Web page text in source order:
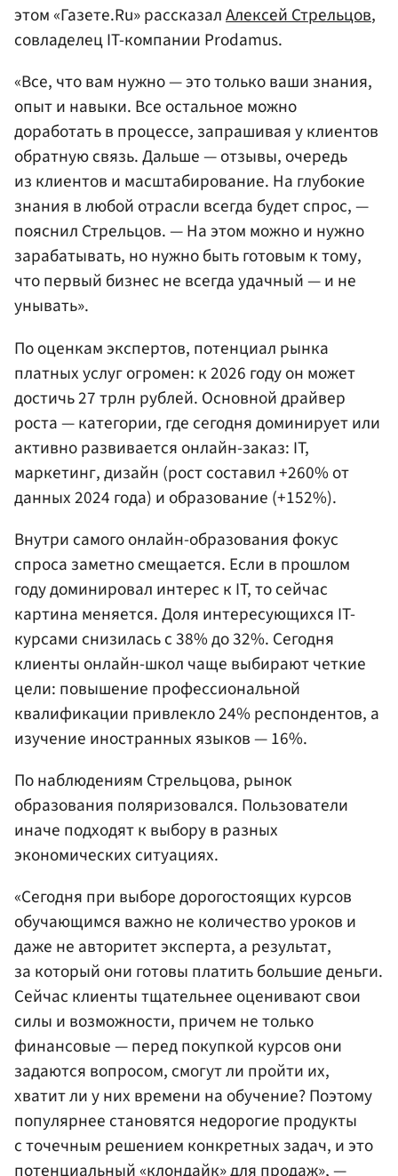
этом «Газете.Ru» рассказалАлексей Стрельцов,
совладелец IT-компании Prodamus.
«Все, что вам нужно — это только ваши знания,
опыт и навыки. Все остальное можно
доработать в процессе, запрашивая у клиентов
обратную связь. Дальше — отзывы, очередь
из клиентов и масштабирование. На глубокие
знания в любой отрасли всегда будет спрос, —
пояснил Стрельцов. — На этом можно и нужно
зарабатывать, но нужно быть готовым к тому,
что первый бизнес не всегда удачный — и не
унывать».
По оценкам экспертов, потенциал рынка
платных услуг огромен: к 2026 году он может
достичь 27 трлн рублей. Основной драйвер
роста — категории, где сегодня доминирует или
активно развивается онлайн-заказ: IT,
маркетинг, дизайн (рост составил +260% от
данных 2024 года) и образование (+152%).
Внутри самого онлайн-образования фокус
спроса заметно смещается. Если в прошлом
году доминировал интерес к IT, то сейчас
картина меняется. Доля интересующихся IT-
курсами снизилась с 38% до 32%. Сегодня
клиенты онлайн-школ чаще выбирают четкие
цели: повышение профессиональной
квалификации привлекло 24% респондентов, а
изучение иностранных языков — 16%.
По наблюдениям Стрельцова, рынок
образования поляризовался. Пользователи
иначе подходят к выбору в разных
экономических ситуациях.
«Сегодня при выборе дорогостоящих курсов
обучающимся важно не количество уроков и
даже не авторитет эксперта, а результат,
за который они готовы платить большие деньги.
Сейчас клиенты тщательнее оценивают свои
силы и возможности, причем не только
финансовые — перед покупкой курсов они
задаются вопросом, смогут ли пройти их,
хватит ли у них времени на обучение? Поэтому
популярнее становятся недорогие продукты
с точечным решением конкретных задач, и это
потенциальный «клондайк» для продаж», —